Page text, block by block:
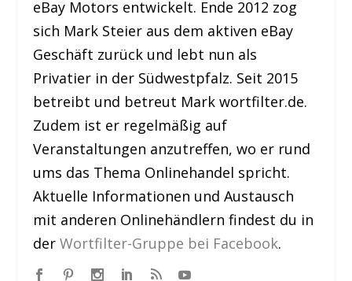
eBay Motors entwickelt. Ende 2012 zog
sich Mark Steier aus dem aktiven eBay
Geschäft zurück und lebt nun als
Privatier in der Südwestpfalz. Seit 2015
betreibt und betreut Mark wortfilter.de.
Zudem ist er regelmäßig auf
Veranstaltungen anzutreffen, wo er rund
ums das Thema Onlinehandel spricht.
Aktuelle Informationen und Austausch
mit anderen Onlinehändlern findest du in
derWortfilter-Gruppe bei Facebook.